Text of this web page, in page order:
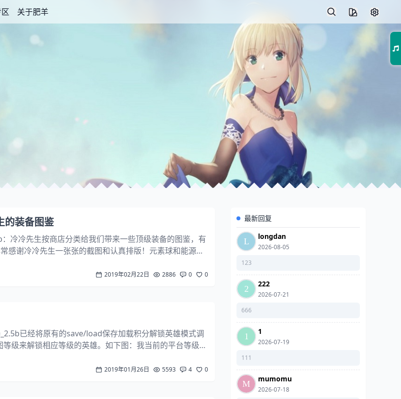
关于肥羊
的装备图鉴
冷冷先生按商店分类给我们带来一些顶级装备的图鉴，有
感谢冷冷先生一张张的截图和认真排版！元素球和能源之
升级...
2019年02月22日 2886 0 0
已经将原有的save/load保存加载积分解锁英雄模式调
级来解锁相应等级的英雄。如下图：我当前的平台等级为
2019年01月26日 5593 4 0
最新回复
longdan
2026-08-05
123
222
2026-07-21
666
1
2026-07-19
111
mumomu
2026-07-18